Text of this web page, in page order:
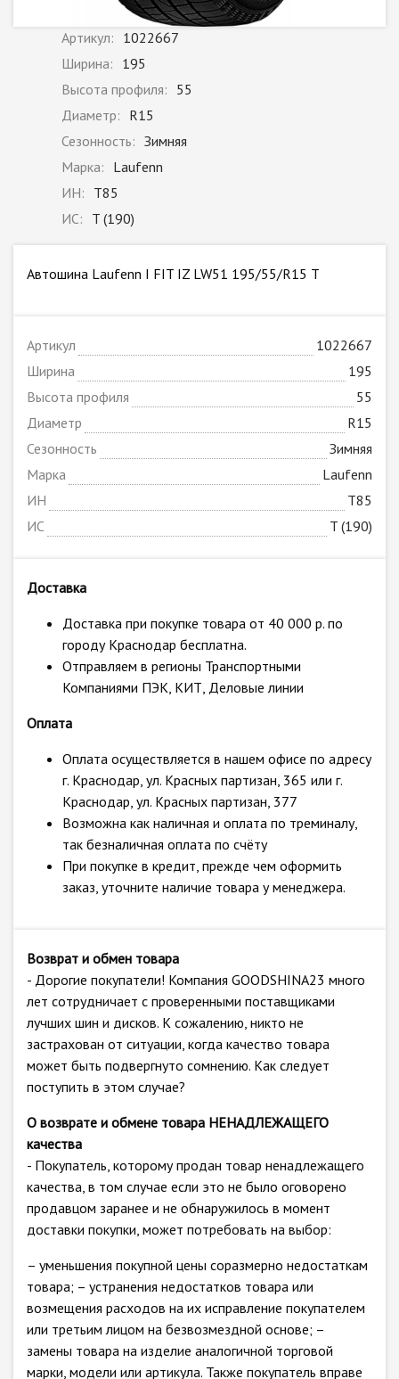
Артикул: 1022667
Ширина: 195
Высота профиля: 55
Диаметр: R15
Сезонность: Зимняя
Марка: Laufenn
ИН: T85
ИС: T (190)
Автошина Laufenn I FIT IZ LW51 195/55/R15 T
Артикул
1022667
Ширина
195
Высота профиля
55
Диаметр
R15
Сезонность
Зимняя
Марка
Laufenn
ИН
T85
ИС
T (190)
Доставка
Доставка при покупке товара от 40 000 р. по
городу Краснодар бесплатна.
Отправляем в регионы Транспортными
Компаниями ПЭК, КИТ, Деловые линии
Оплата
Оплата осуществляется в нашем офисе по адресу
г. Краснодар, ул. Красных партизан, 365 или г.
Краснодар, ул. Красных партизан, 377
Возможна как наличная и оплата по треминалу,
так безналичная оплата по счёту
При покупке в кредит, прежде чем оформить
заказ, уточните наличие товара у менеджера.
Возврат и обмен товара
- Дорогие покупатели! Компания GOODSHINA23 много
лет сотрудничает с проверенными поставщиками
лучших шин и дисков. К сожалению, никто не
застрахован от ситуации, когда качество товара
может быть подвергнуто сомнению. Как следует
поступить в этом случае?
О возврате и обмене товара НЕНАДЛЕЖАЩЕГО
качества
- Покупатель, которому продан товар ненадлежащего
качества, в том случае если это не было оговорено
продавцом заранее и не обнаружилось в момент
доставки покупки, может потребовать на выбор:
– уменьшения покупной цены соразмерно недостаткам
товара; – устранения недостатков товара или
возмещения расходов на их исправление покупателем
или третьим лицом на безвозмездной основе; –
замены товара на изделие аналогичной торговой
марки, модели или артикула. Также покупатель вправе